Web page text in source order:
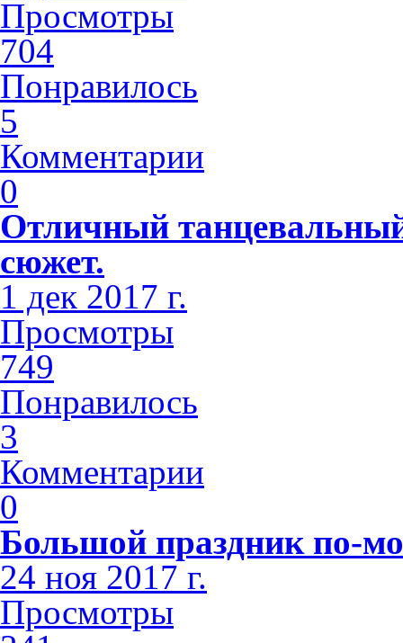
Просмотры
704
Понравилось
5
Комментарии
0
Отличный
сюжет.
1 дек 2017 г.
Просмотры
749
Понравилось
3
Комментарии
0
Большой праздник по-
24 ноя 2017 г.
Просмотры